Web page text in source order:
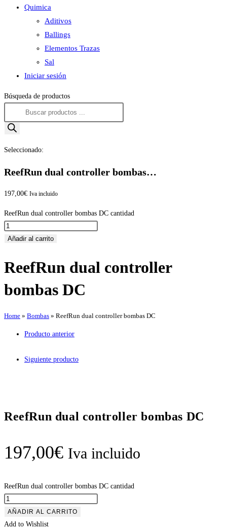
Quimica
Aditivos
Ballings
Elementos Trazas
Sal
Iniciar sesión
Búsqueda de productos
Seleccionado:
ReefRun dual controller bombas…
197,00€ Iva incluido
ReefRun dual controller bombas DC cantidad
Añadir al carrito
ReefRun dual controller
bombas DC
Home » Bombas » ReefRun dual controller bombas DC
Producto anterior
Siguiente producto
ReefRun dual controller bombas DC
197,00€ Iva incluido
ReefRun dual controller bombas DC cantidad
AÑADIR AL CARRITO
Add to Wishlist